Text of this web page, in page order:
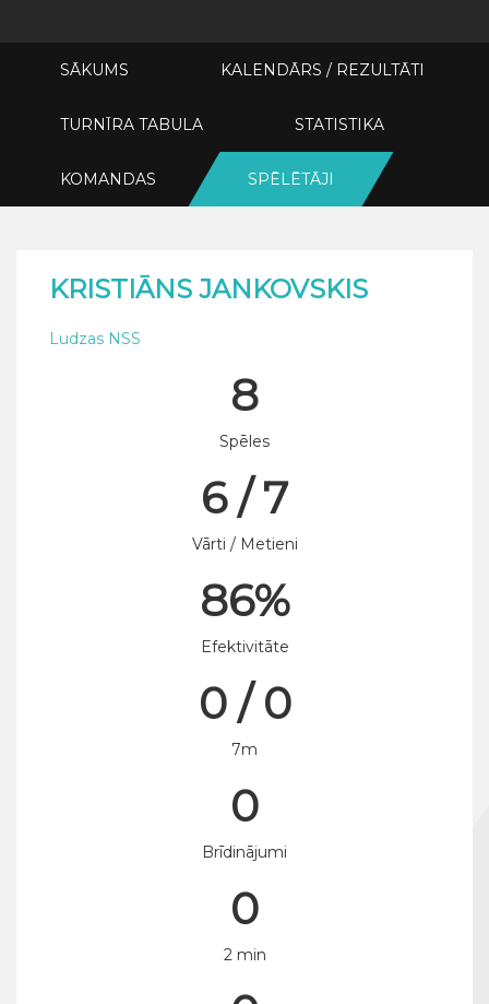
SĀKUMS KALENDĀRS / REZULTĀTI
TURNĪRA TABULA STATISTIKA
KOMANDAS SPĒLĒTĀJI
KRISTIĀNS JANKOVSKIS
Ludzas NSS
8
Spēles
6 / 7
Vārti / Metieni
86%
Efektivitāte
0 / 0
7m
0
Brīdinājumi
0
2 min